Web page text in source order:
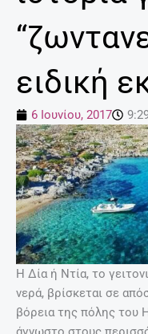
ειδική
6 Ιουνίου, 2017
Η Δία ή Ντία, το
νερά, βρίσκεται σε
βόρεια της πόλης του